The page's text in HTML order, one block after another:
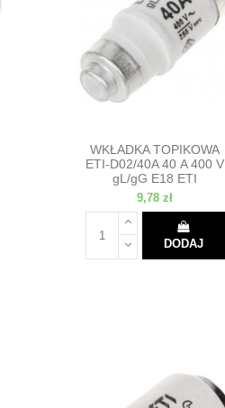
WKŁADKA TOPIKOWA
ETI-D02/40A 40 A 400 V
gL/gG E18 ETI
9,78 zł
DODAJ